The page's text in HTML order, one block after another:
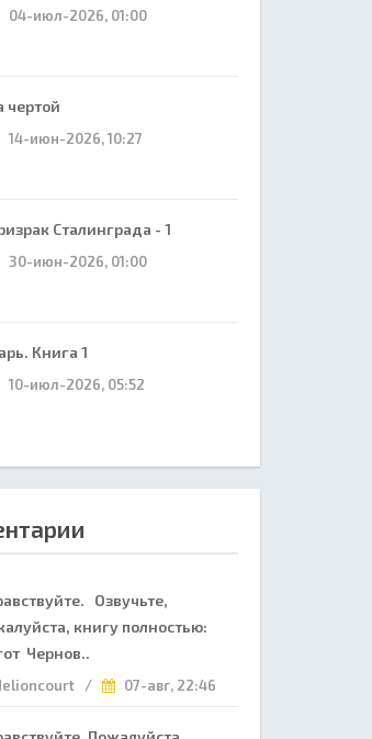
04-июл-2026, 01:00
чертой
14-июн-2026, 10:27
Сталинграда - 1
30-июн-2026, 01:00
Книга 1
10-июл-2026, 05:52
Озвучьте,
книгу полностью:
Чернов..
/ 07-авг, 22:46